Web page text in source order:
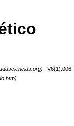
, V6(1):006